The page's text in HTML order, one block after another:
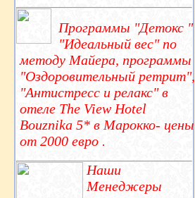
Программы "Детокс "
"Идеальный вес" по
методу Майера, программы
"Оздоровительный ретрит",
"Антистресс и релакс" в
отеле The View Hotel
Bouznika 5* в Марокко- цены
от 2000 евро .
Наши
Менеджеры